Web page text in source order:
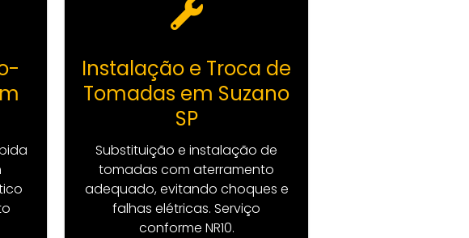
Instalação e Troca de
Tomadas em Suzano
SP
Substituição e instalação de
tomadas com aterramento
adequado, evitando choques e
falhas elétricas. Serviço
conforme NR10.